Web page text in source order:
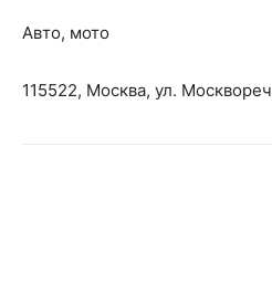
Авто, мото
115522, Москва, ул.